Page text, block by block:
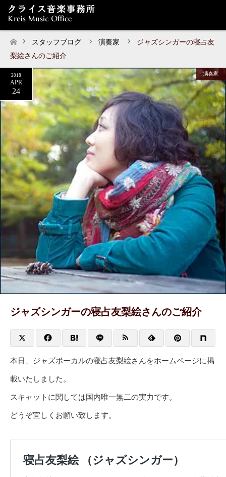
スタッフブログ 演奏家
ジャズシンガーの寝占友
梨絵さんのご紹介
2018
APR
24
演奏家
ジャズシンガーの寝占友梨絵さんのご紹介
本日、ジャズボーカルの寝占友梨絵さんをホームページに掲
載いたしました。
スキャットに関しては国内唯一無二の実力です。
どうぞ宜しくお願い致します。